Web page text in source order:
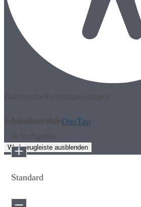
Barrierefreiheitsanpassungen
Präsentiert von OneTap
Werkzeugleiste ausblenden
Inhaltsmodule
Schriftgröße
Standard